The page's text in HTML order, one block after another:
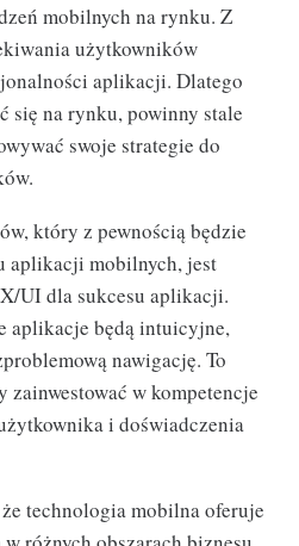
mobilnych na rynku. Z
użytkowników
aplikacji. Dlatego
się na rynku, powinny stale
swoje strategie do
który z pewnością będzie
aplikacji mobilnych, jest
UI dla sukcesu aplikacji.
aplikacje będą intuicyjne,
nawigację. To
zainwestować w kompetencje
i doświadczenia
technologia mobilna oferuje